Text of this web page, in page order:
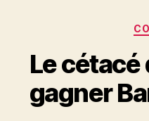
Le cétacé
gagner